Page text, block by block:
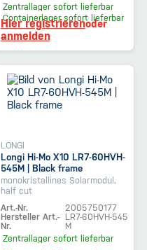
Zentrallager sofort lieferbar
Containerlager sofort lieferbar
Hier registrierenoder
anmelden
LONGI
Longi Hi-Mo X10 LR7-60HVH-
545M | Black frame
monokristallines Solarmodul,
half cut
Art.-Nr.
2005750177
Hersteller Art.-
Nr.
LR7-60HVH-545
M
Zentrallager sofort lieferbar